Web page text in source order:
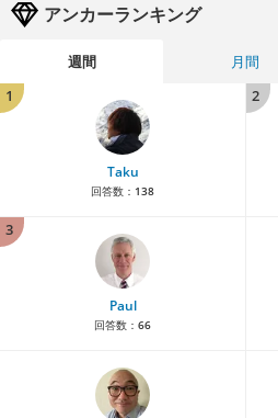
アンカーランキング
週間 月間
1
Taku
回答数： 138
2
3
Paul
回答数： 66